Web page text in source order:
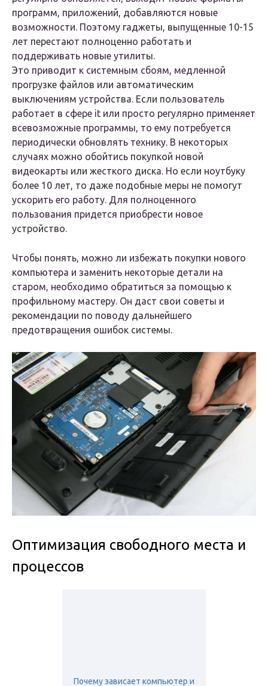
программ, приложений, добавляются новые
возможности. Поэтому гаджеты, выпущенные 10-15
лет перестают полноценно работать и
поддерживать новые утилиты.
Это приводит к системным сбоям, медленной
прогрузке файлов или автоматическим
выключениям устройства. Если пользователь
работает в сфере it или просто регулярно применяет
всевозможные программы, то ему потребуется
периодически обновлять технику. В некоторых
случаях можно обойтись покупкой новой
видеокарты или жесткого диска. Но если ноутбуку
более 10 лет, то даже подобные меры не помогут
ускорить его работу. Для полноценного
пользования придется приобрести новое
устройство.
Чтобы понять, можно ли избежать покупки нового
компьютера и заменить некоторые детали на
старом, необходимо обратиться за помощью к
профильному мастеру. Он даст свои советы и
рекомендации по поводу дальнейшего
предотвращения ошибок системы.
Оптимизация свободного места и
процессов
Почему зависает компьютер и